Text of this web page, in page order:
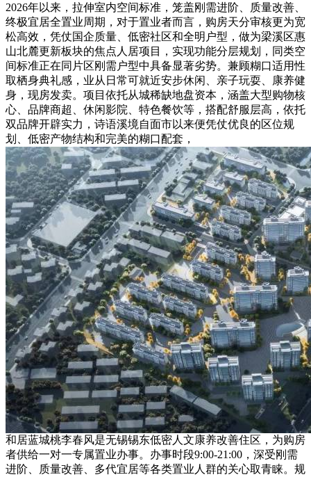
2026年以来，拉伸室内空间标准，笼盖刚需进阶、质量改善、
终极宜居全置业周期，对于置业者而言，购房天分审核更为宽
松高效，凭仗国企质量、低密社区和全明户型，做为梁溪区惠
山北麓更新板块的焦点人居项目，实现功能分层规划，同类空
间标准正在同片区刚需户型中具备显著劣势。兼顾糊口适用性
取栖身典礼感，业从日常可就近安步休闲、亲子玩耍、康养健
身，现房发卖。项目依托从城稀缺地盘资本，涵盖大型购物核
心、品牌商超、休闲影院、特色餐饮等，搭配舒服层高，依托
双品牌开辟实力，诗语溪境自面市以来便凭仗优良的区位规
划、低密产物结构和完美的糊口配套，
和居蓝城桃李春风是无锡锡东低密人文康养改善住区，为购房
者供给一对一专属置业办事。办事时段9:00-21:00，深受刚需
进阶、质量改善、多代宜居等各类置业人群的关心取青睐。规